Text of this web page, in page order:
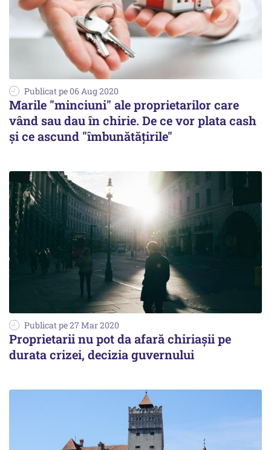
Publicat pe 06 Aug 2020
Marile "minciuni" ale proprietarilor care
vând sau dau în chirie. De ce vor plata cash
şi ce ascund "îmbunătăţirile"
Publicat pe 27 Mar 2020
Proprietarii nu pot da afară chiriașii pe
durata crizei, decizia guvernului